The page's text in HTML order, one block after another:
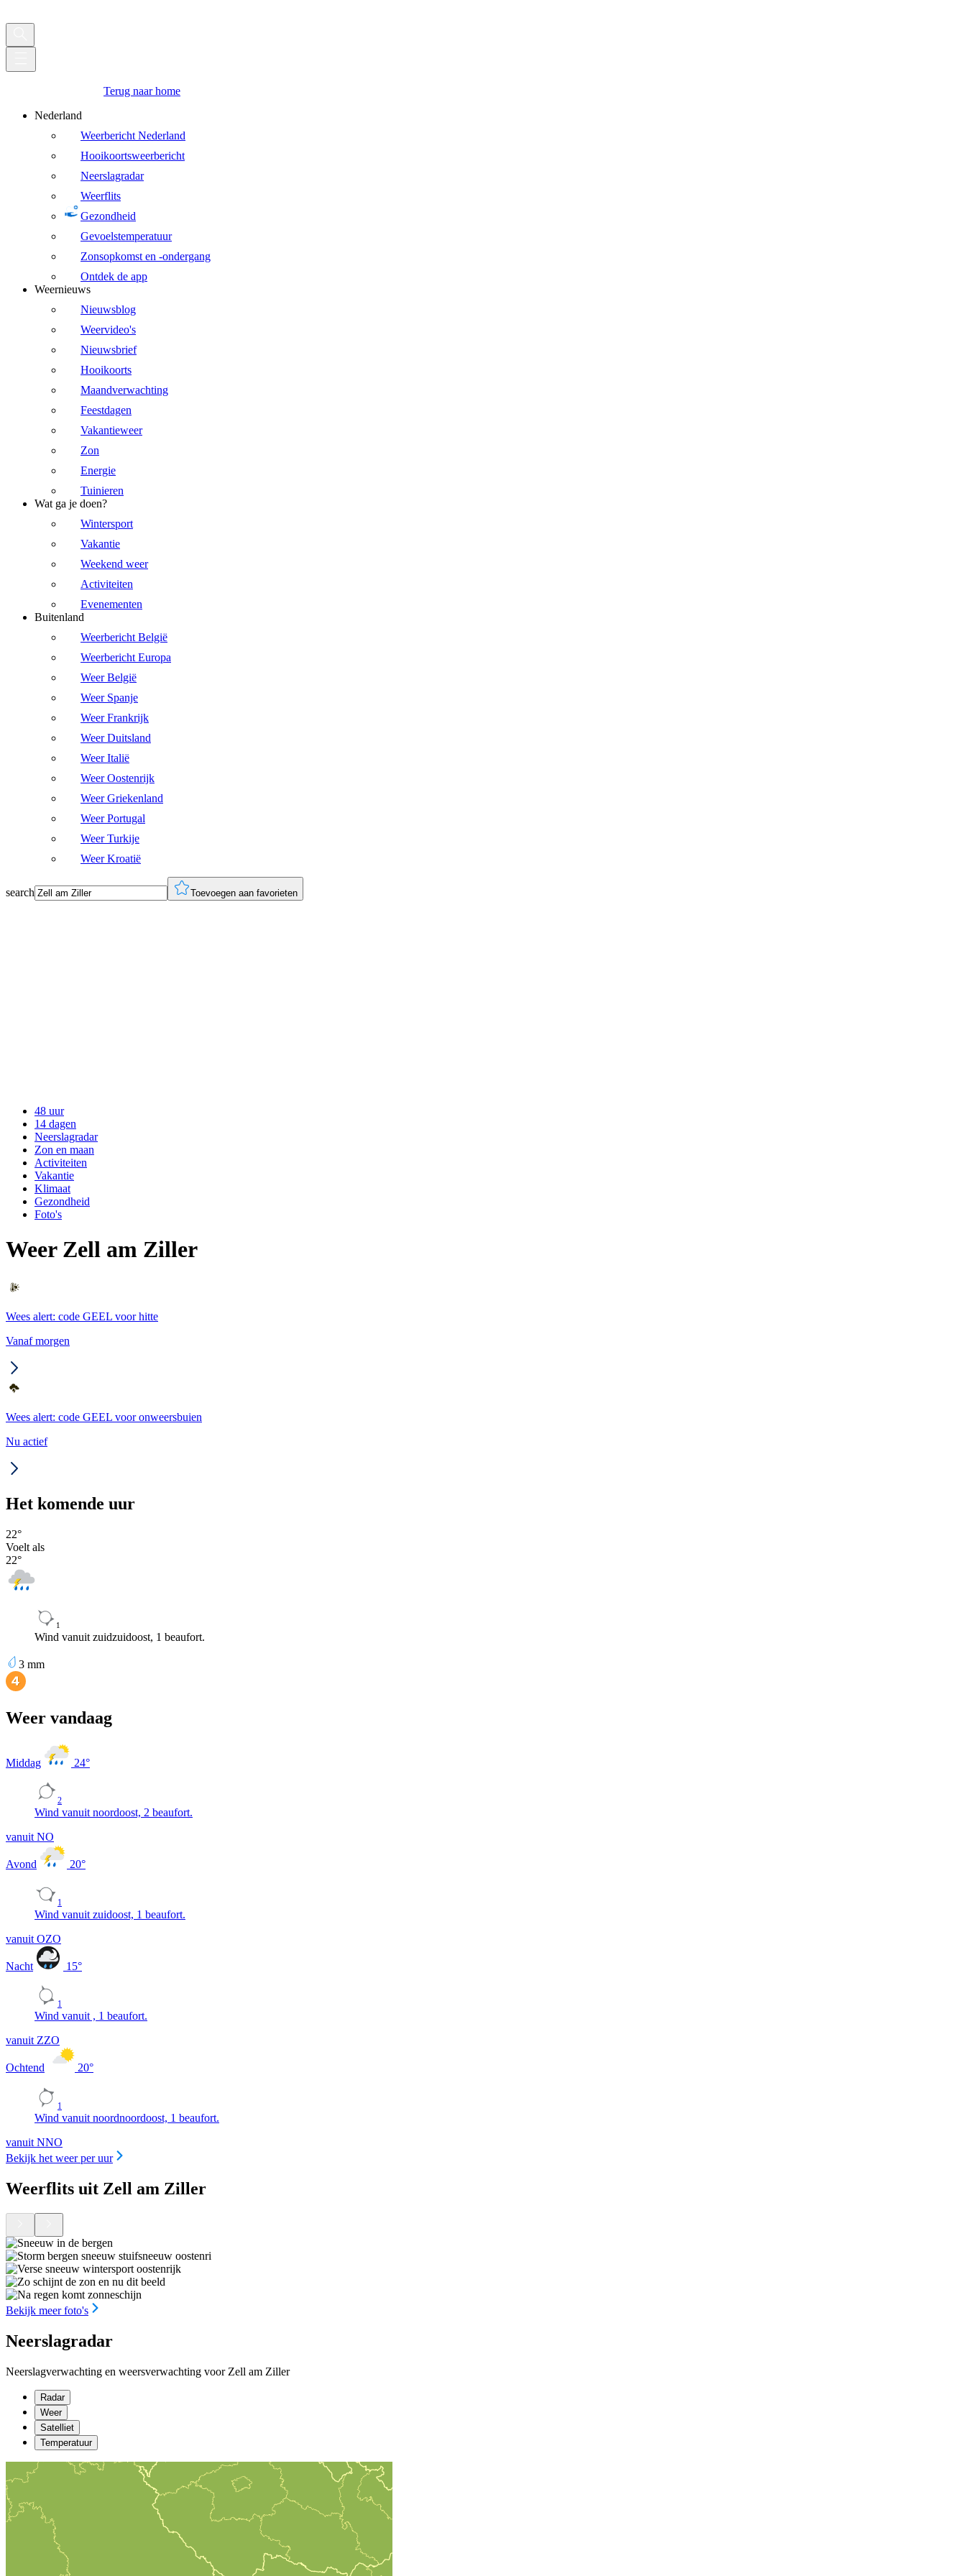
Terug naar home
Nederland
Weerbericht Nederland
Hooikoortsweerbericht
Neerslagradar
Weerflits
Gezondheid
Gevoelstemperatuur
Zonsopkomst en -ondergang
Ontdek de app
Weernieuws
Nieuwsblog
Weervideo's
Nieuwsbrief
Hooikoorts
Maandverwachting
Feestdagen
Vakantieweer
Zon
Energie
Tuinieren
Wat ga je doen?
Wintersport
Vakantie
Weekend weer
Activiteiten
Evenementen
Buitenland
Weerbericht België
Weerbericht Europa
Weer België
Weer Spanje
Weer Frankrijk
Weer Duitsland
Weer Italië
Weer Oostenrijk
Weer Griekenland
Weer Portugal
Weer Turkije
Weer Kroatië
search Toevoegen aan favorieten
48 uur
14 dagen
Neerslagradar
Zon en maan
Activiteiten
Vakantie
Klimaat
Gezondheid
Foto's
Weer Zell am Ziller
Wees alert: code GEEL voor hitte
Vanaf morgen
Wees alert: code GEEL voor onweersbuien
Nu actief
Het komende uur
22°
Voelt als
22°
1
Wind vanuit zuidzuidoost, 1 beaufort.
3 mm
Weer vandaag
Middag 24°
2
Wind vanuit noordoost, 2 beaufort.
vanuit NO
Avond 20°
1
Wind vanuit zuidoost, 1 beaufort.
vanuit OZO
Nacht 15°
1
Wind vanuit , 1 beaufort.
vanuit ZZO
Ochtend 20°
1
Wind vanuit noordnoordoost, 1 beaufort.
vanuit NNO
Bekijk het weer per uur
Weerflits uit Zell am Ziller
Bekijk meer foto's
Neerslagradar
Neerslagverwachting en weersverwachting voor Zell am Ziller
Radar
Weer
Satelliet
Temperatuur